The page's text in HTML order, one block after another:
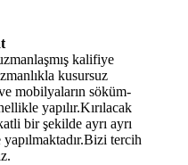
kalifiye
kusursuz
mobilyaların söküm-
yapılır.Kırılacak
bir şekilde ayrı ayrı
yapılmaktadır.Bizi tercih